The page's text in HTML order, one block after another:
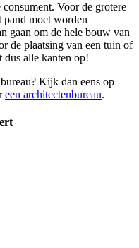
Voor de grotere
pand moet worden
gaan om de hele bouw van
de plaatsing van een tuin of
dus alle kanten op!
Kijk dan eens op
een architectenbureau.